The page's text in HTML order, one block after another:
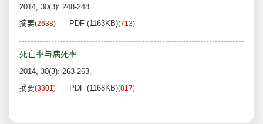
2014, 30(3): 248-248.
摘要(2638) PDF (1163KB)(713)
死亡率与病死率
2014, 30(3): 263-263.
摘要(3301) PDF (1168KB)(817)